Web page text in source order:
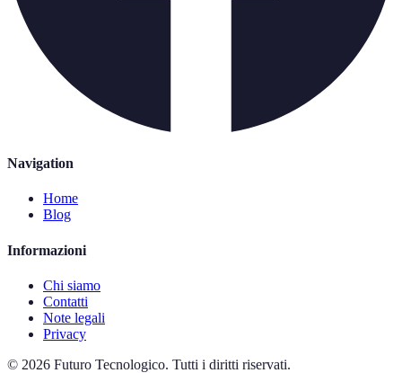
Navigation
Home
Blog
Informazioni
Chi siamo
Contatti
Note legali
Privacy
© 2026 Futuro Tecnologico. Tutti i diritti riservati.